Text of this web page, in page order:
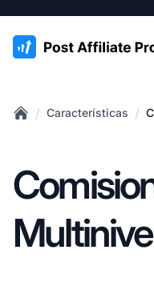
:site.title
/ Características /